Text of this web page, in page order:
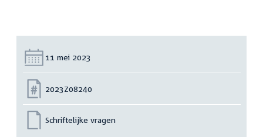
Datum:
11 mei 2023
Nummer:
2023Z08240
Schriftelijke vragen